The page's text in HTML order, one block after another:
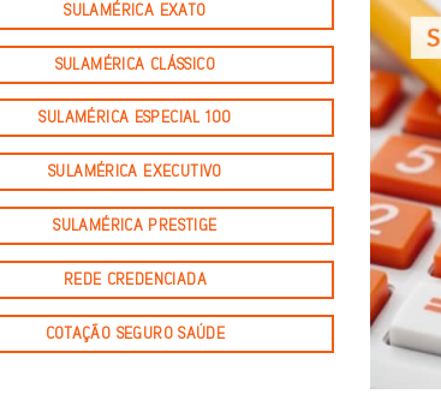
SULAMÉRICA EXATO
SULAMÉRICA CLÁSSICO
SULAMÉRICA ESPECIAL 100
SULAMÉRICA EXECUTIVO
SULAMÉRICA PRESTIGE
REDE CREDENCIADA
COTAÇÃO SEGURO SAÚDE